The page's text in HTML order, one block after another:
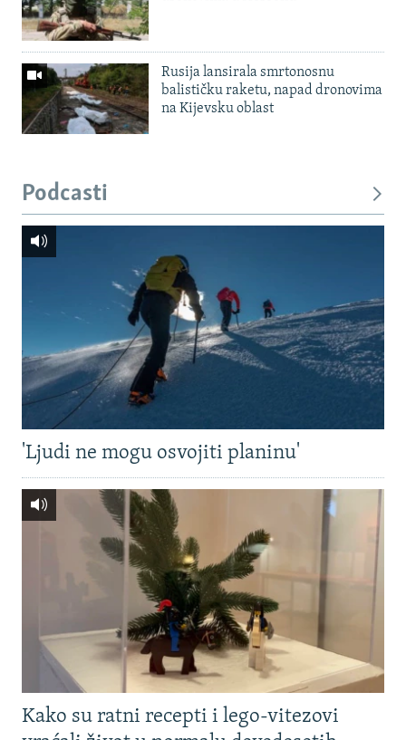
Rusija lansirala smrtonosnu
balističku raketu, napad dronovima
na Kijevsku oblast
Podcasti
'Ljudi ne mogu osvojiti planinu'
Kako su ratni recepti i lego-vitezovi